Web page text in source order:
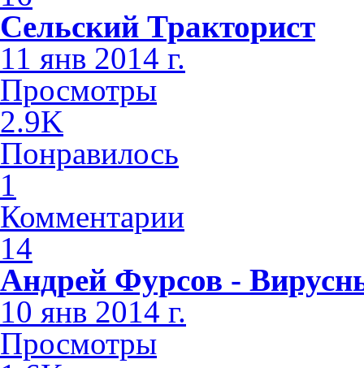
Сельский Тракторист
11 янв 2014 г.
Просмотры
2.9K
Понравилось
1
Комментарии
14
Андрей Фурсов -
10 янв 2014 г.
Просмотры